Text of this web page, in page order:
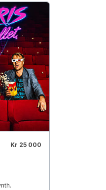
Kr 25 000